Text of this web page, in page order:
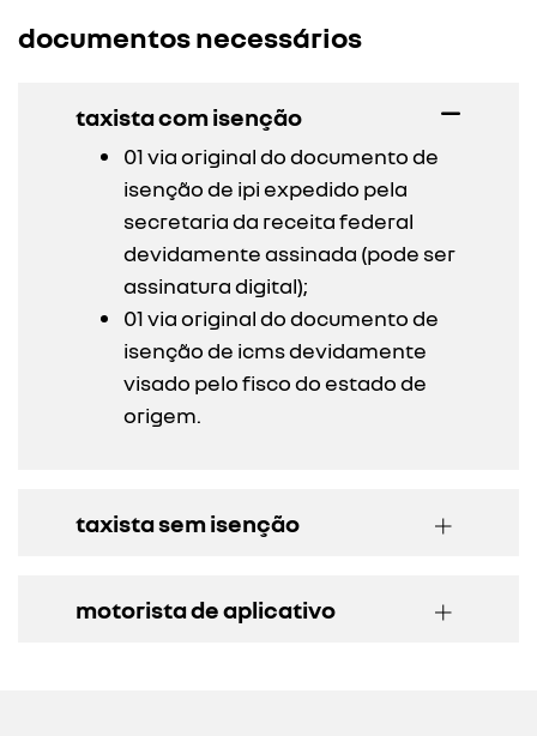
documentos necessários
taxista com isenção
01 via original do documento de
isenção de ipi expedido pela
secretaria da receita federal
devidamente assinada (pode ser
assinatura digital);
01 via original do documento de
isenção de icms devidamente
visado pelo fisco do estado de
origem.
taxista sem isenção
motorista de aplicativo